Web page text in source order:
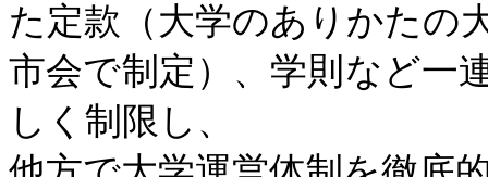
た定款（大学のありかたの
市会で制定）、学則など一
しく制限し、